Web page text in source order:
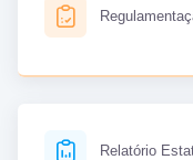
Relatório